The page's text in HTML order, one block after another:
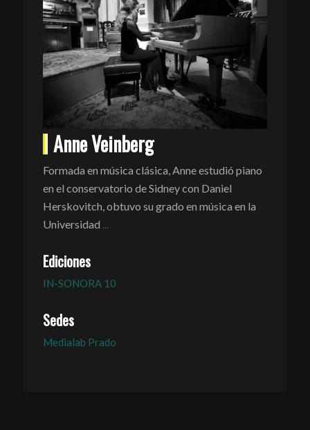
Anne Veinberg
Formada en música clásica, Anne estudió piano
en el conservatorio de Sidney con Daniel
Herskovitch, obtuvo su grado en música en la
Universidad
Ediciones
IN-SONORA 10
Sedes
Medialab Prado